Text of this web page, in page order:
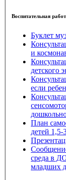
Воспитательная
Буклет
Консультация для родителей
Консультация
детского
если
Консультация на
План
детей 1,5-
среда в
младших